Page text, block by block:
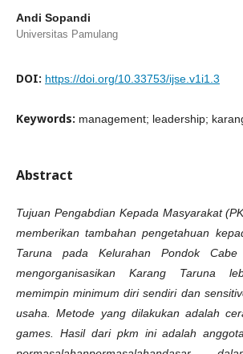
Andi Sopandi
Universitas Pamulang
DOI: https://doi.org/10.33753/ijse.v1i1.3
Keywords: management; leadership;
Abstract
Tujuan Pengabdian Kepada Masyarakat
memberikan tambahan pengetahuan
Taruna pada Kelurahan Pondok
mengorganisasikan Karang Taruna
memimpin minimum diri sendiri dan
usaha. Metode yang dilakukan adalah
games. Hasil dari pkm ini adalah